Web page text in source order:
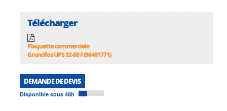
Télécharger
Plaquette commerciale
Grundfos UPS 32-60 F (96401771)
DEMANDE DE DEVIS
Disponible sous 48h